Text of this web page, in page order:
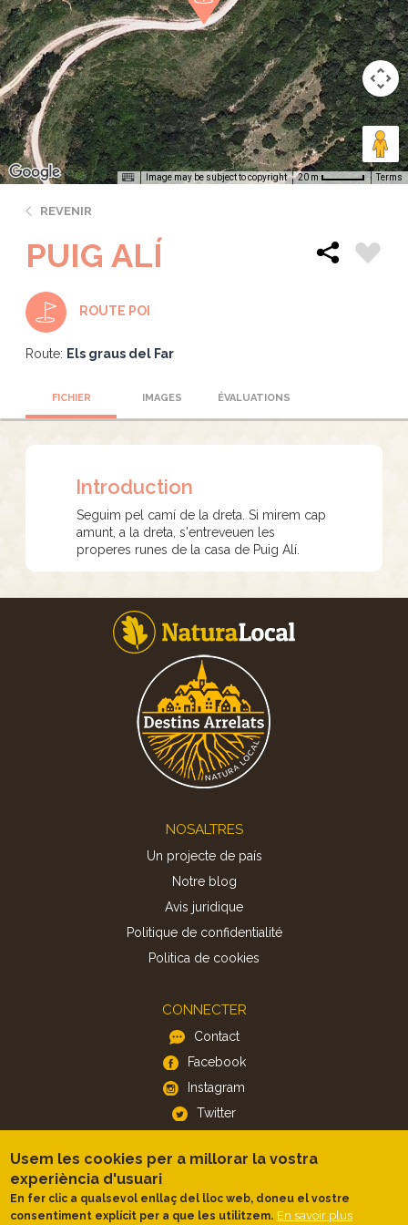
Image may be subject to copyright 20 m Terms
REVENIR
PUIG ALÍ
ROUTE POI
Route: Els graus del Far
FICHIER IMAGES ÉVALUATIONS
Introduction
Seguim pel camí de la dreta. Si mirem cap
amunt, a la dreta, s'entreveuen les
properes runes de la casa de Puig Alí.
NOSALTRES
Un projecte de país
Notre blog
Avis juridique
Politique de confidentialité
Politica de cookies
CONNECTER
Contact
Facebook
Instagram
Twitter
APP
iOS
Android
Usem les cookies per a millorar la vostra
experiència d'usuari
En fer clic a qualsevol enllaç del lloc web, doneu el vostre
consentiment explícit per a que les utilitzem. En savoir plus